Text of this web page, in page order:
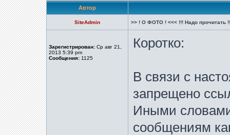
Автор
SiteAdmin >> ! О ФОТО ! <<< !!! Надо прочитать
Зарегистрирован: Ср авг 21,
2013 5:39 pm
Сообщения: 1125
Коротко:
В связи с
запрещено
Иными
сообщениям